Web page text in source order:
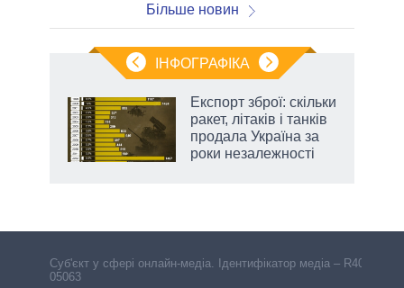
Більше новин
ІНФОГРАФІКА
Експорт зброї: скільки
ракет, літаків і танків
продала Україна за
роки незалежності
Cуб'єкт у сфері онлайн-медіа. Ідентифікатор медіа – R40-
05063